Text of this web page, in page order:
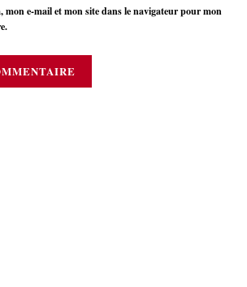
mon e-mail et mon site dans le navigateur pour mon